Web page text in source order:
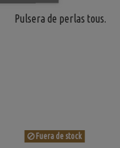
Fuera de stock